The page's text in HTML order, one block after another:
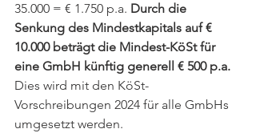
35.000 = € 1.750 p.a. Durch die
Senkung des Mindestkapitals auf €
10.000 beträgt die Mindest-KöSt für
eine GmbH künftig generell € 500 p.a.
Dies wird mit den KöSt-
Vorschreibungen 2024 für alle GmbHs
umgesetzt werden.